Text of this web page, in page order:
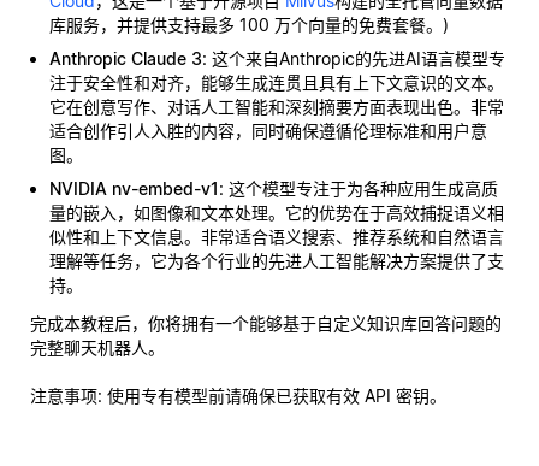
库服务，并提供支持最多 100 万个向量的免费套餐。)
Anthropic Claude 3: 这个来自Anthropic的先进AI语言模型专
注于安全性和对齐，能够生成连贯且具有上下文意识的文本。
它在创意写作、对话人工智能和深刻摘要方面表现出色。非常
适合创作引人入胜的内容，同时确保遵循伦理标准和用户意
图。
NVIDIA nv-embed-v1: 这个模型专注于为各种应用生成高质
量的嵌入，如图像和文本处理。它的优势在于高效捕捉语义相
似性和上下文信息。非常适合语义搜索、推荐系统和自然语言
理解等任务，它为各个行业的先进人工智能解决方案提供了支
持。
完成本教程后，你将拥有一个能够基于自定义知识库回答问题的
完整聊天机器人。
注意事项: 使用专有模型前请确保已获取有效 API 密钥。